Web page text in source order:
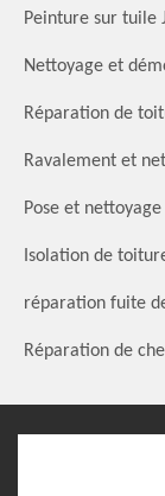
Peinture sur tuile
Nettoyage et
Réparation de
Ravalement et
Pose et
Isolation de
réparation fuite
Réparation de